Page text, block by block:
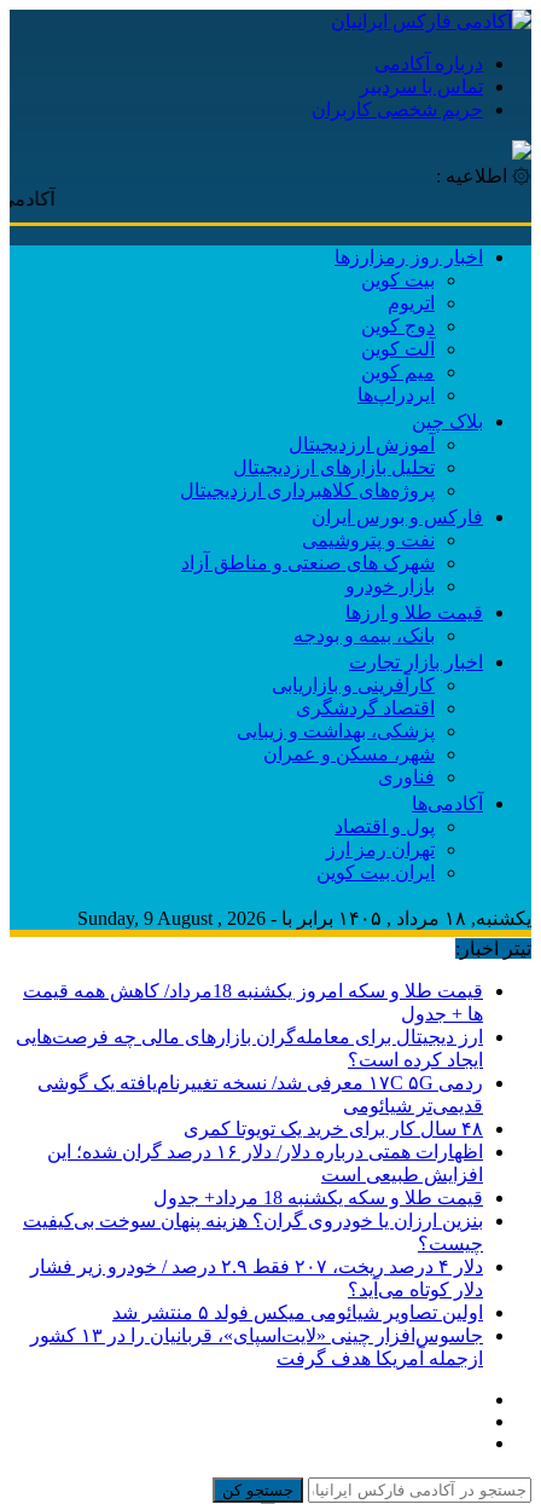
درباره آکادمی
تماس با سردبیر
حریم شخصی کاربران
۞ اطلاعیه :
آکادمی
اخبار روز رمزارزها
بیت کوین
اتریوم
دوج کوین
آلت کوین
میم کوین‌
ایردراپ‌ها
بلاک چین
آموزش ارزدیجیتال
تحلیل بازارهای ارزدیجیتال
پروژه‌های کلاهبرداری ارزدیجیتال
فارکس و بورس ایران
نفت و پتروشیمی
شهرک های صنعتی و مناطق آزاد
بازار خودرو
قیمت طلا و ارزها
بانک، بیمه و بودجه
اخبار بازار تجارت
کارآفرینی و بازاریابی
اقتصاد گردشگری
پزشکی، بهداشت و زیبایی
شهر، مسکن و عمران
فناوری
آکادمی‌ها
پول و اقتصاد
تهران رمز ارز
ایران بیت کوین
یکشنبه, ۱۸ مرداد , ۱۴۰۵ برابر با - Sunday, 9 August , 2026
تیتر اخبار:
قیمت طلا و سکه امروز یکشنبه 18مرداد/ کاهش همه قیمت
ها + جدول
ارز دیجیتال برای معامله‌گران بازارهای مالی چه فرصت‌هایی
ایجاد کرده است؟
ردمی ۱۷C ۵G معرفی شد/ نسخه تغییرنام‌یافته یک گوشی
قدیمی‌تر شیائومی
۴۸ سال کار برای خرید یک تویوتا کمری
اظهارات همتی درباره دلار/ دلار ۱۶ درصد گران شده؛ این
افزایش طبیعی است
قیمت طلا و سکه یکشنبه 18 مرداد+ جدول
بنزین ارزان یا خودروی گران؟ هزینه پنهان سوخت بی‌کیفیت
چیست؟
دلار ۴ درصد ریخت، ۲۰۷ فقط ۲.۹ درصد / خودرو زیر فشار
دلار کوتاه می‌آید؟
اولین تصاویر شیائومی میکس فولد ۵ منتشر شد
جاسوس‌افزار چینی «لایت‌اسپای»، قربانیان را در ۱۳ کشور
ازجمله آمریکا هدف گرفت
جستجو کن